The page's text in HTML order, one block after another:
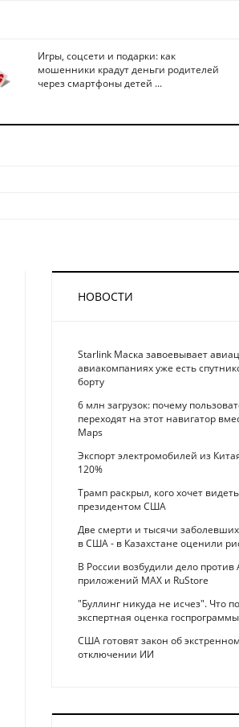
Игры, соцсети и подарки: как
мошенники крадут деньги родителей
через смартфоны детей ...
НОВОСТИ
Starlink Маска завоевывает
авиакомпаниях уже есть
борту
6 млн загрузок: почему
переходят на этот навигатор
Maps
Экспорт электромобилей из
120%
Трамп раскрыл, кого хочет
президентом США
Две смерти и тысячи заболевших
в США - в Казахстане оценили
В России возбудили дело против
приложений MAX и RuStore
"Буллинг никуда не исчез". Что
экспертная оценка
США готовят закон об экстренном
отключении ИИ